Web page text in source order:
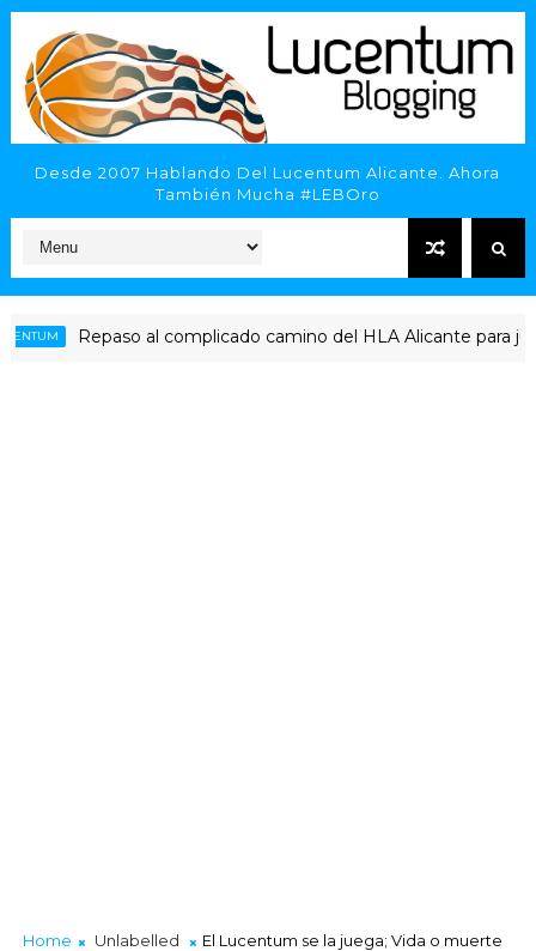
Desde 2007 Hablando Del Lucentum Alicante. Ahora
También Mucha #LEBOro
Repaso al complicado camino del HLA Alicante para jugar
Home Unlabelled El Lucentum se la juega; Vida o muerte